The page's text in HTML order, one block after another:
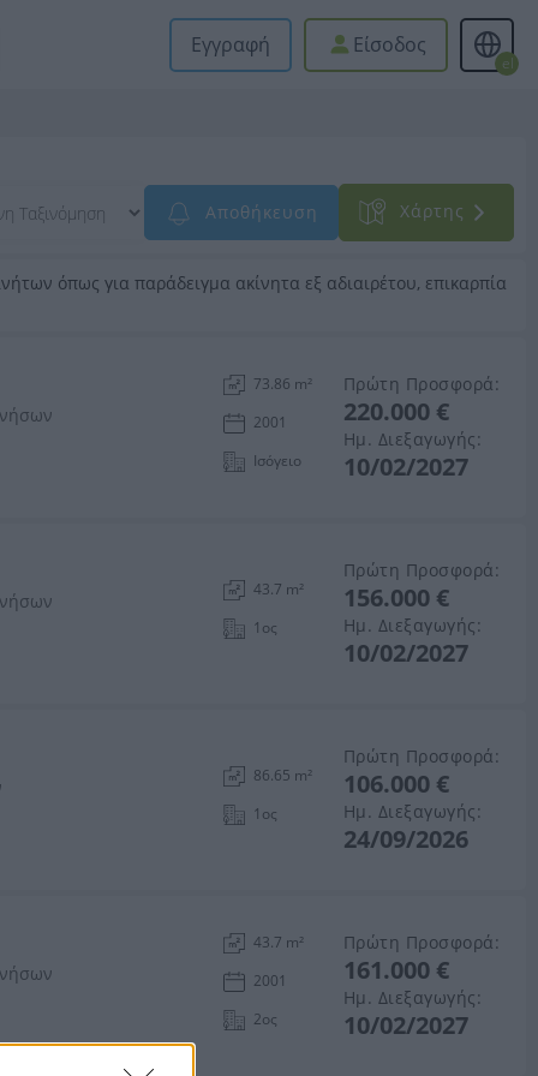
Εγγραφή Είσοδος
el
Αποθήκευση Xάρτης
όπως για παράδειγμα ακίνητα εξ αδιαιρέτου, επικαρπία
73.86 m²
2001
Ισόγειο
Πρώτη Προσφορά:
220.000 €
Ημ. Διεξαγωγής:
10/02/2027
43.7 m²
1ος
Πρώτη Προσφορά:
156.000 €
Ημ. Διεξαγωγής:
10/02/2027
86.65 m²
1ος
Πρώτη Προσφορά:
106.000 €
Ημ. Διεξαγωγής:
24/09/2026
43.7 m²
2001
2ος
Πρώτη Προσφορά:
161.000 €
Ημ. Διεξαγωγής:
10/02/2027